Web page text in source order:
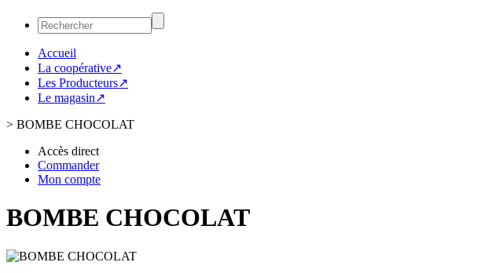
Accueil
La coopérative↗
Les Producteurs↗
Le magasin↗
> BOMBE CHOCOLAT
Accès direct
Commander
Mon compte
BOMBE CHOCOLAT